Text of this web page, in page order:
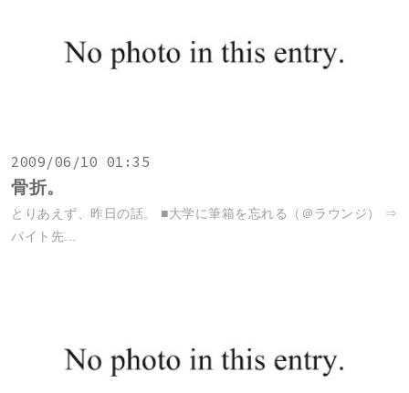
2009/06/10 01:35
骨折。
とりあえず、昨日の話。 ■大学に筆箱を忘れる（＠ラウンジ） ⇒
バイト先...